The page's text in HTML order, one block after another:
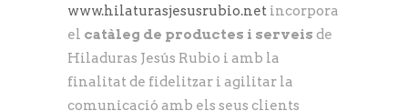
www.hilaturasjesusrubio.net incorpora
el catàleg de productes i serveis de
Hiladuras Jesús Rubio i amb la
finalitat de fidelitzar i agilitar la
comunicació amb els seus clients